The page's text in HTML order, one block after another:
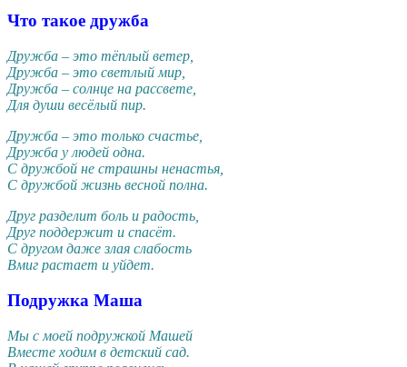
Что такое дружба
Дружба – это тёплый ветер,
Дружба – это светлый мир,
Дружба – солнце на рассвете,
Для души весёлый пир.
Дружба – это только счастье,
Дружба у людей одна.
С дружбой не страшны ненастья,
С дружбой жизнь весной полна.
Друг разделит боль и радость,
Друг поддержит и спасёт.
С другом даже злая слабость
Вмиг растает и уйдет.
Подружка Маша
Мы с моей подружкой Машей
Вместе ходим в детский сад.